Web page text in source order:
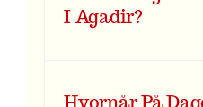
I Agadir?